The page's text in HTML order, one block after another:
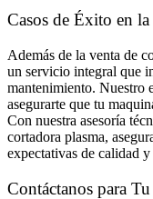
Casos de Éxito en
Además de la venta de
un servicio integral que
mantenimiento. Nuestro
asegurarte que tu
Con nuestra asesoría
cortadora plasma,
expectativas de calidad
Contáctanos para